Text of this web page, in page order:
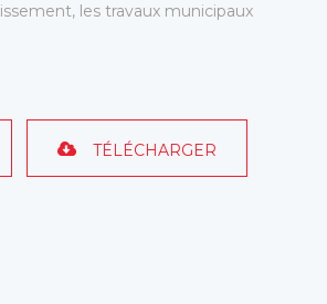
les travaux municipaux
TÉLÉCHARGER